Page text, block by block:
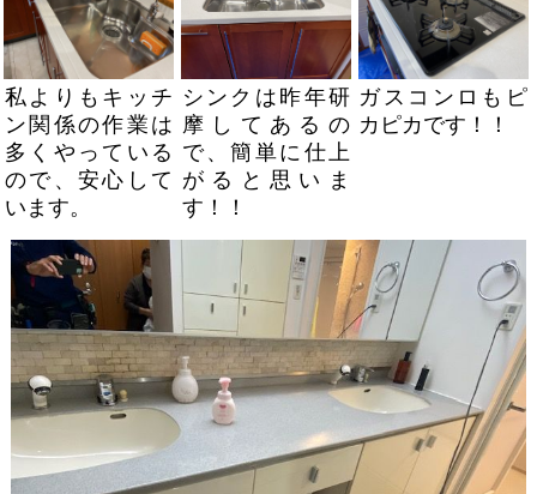
私よりもキッチ
ン関係の作業は
多くやっている
ので、安心して
います。
シンクは昨年研
摩してあるの
で、簡単に仕上
がると思いま
す！！
ガスコンロもピ
カピカです！！